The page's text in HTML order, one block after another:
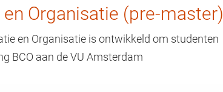
Organisatie (pre-master)
en Organisatie is ontwikkeld om studenten
BCO aan de VU Amsterdam